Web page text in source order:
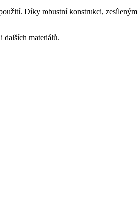
Díky robustní konstrukci,
dalších materiálů.